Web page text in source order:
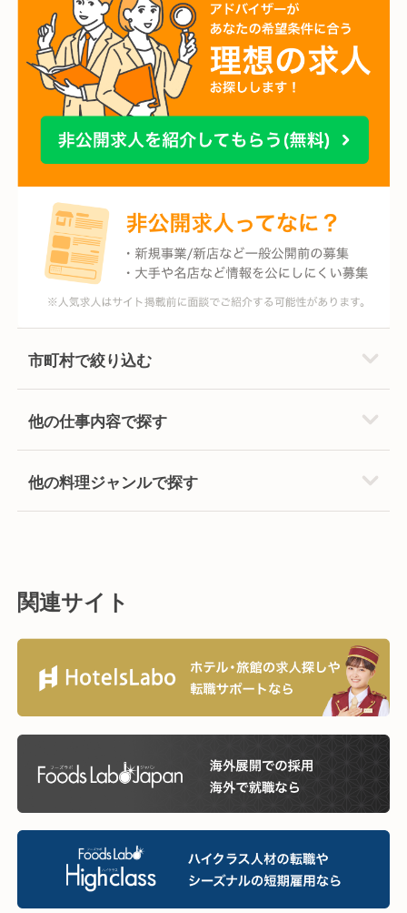
市町村で絞り込む
他の仕事内容で探す
他の料理ジャンルで探す
関連サイト